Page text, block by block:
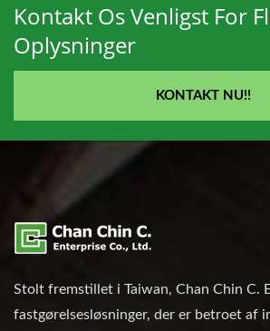
Kontakt Os Venligst For
Oplysninger
KONTAKT NU!!
Stolt fremstillet i Taiwan, Chan Chin C.
fastgørelsesløsninger, der er betroet af